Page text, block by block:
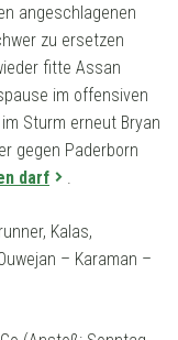
angeschlagenen
zu ersetzen
fitte Assan
im offensiven
Sturm erneut Bryan
gegen Paderborn
darf
Kalas,
– Karaman –